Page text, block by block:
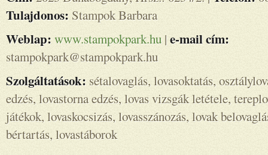
Tulajdonos: Stampok Barbara
Weblap: www.stampokpark.hu |e-mail cím:
stampokpark@stampokpark.hu
Szolgáltatások: sétalovaglás, lovasoktatás,
edzés, lovastorna edzés, lovas vizsgák letétele,
játékok, lovaskocsizás, lovasszánozás, lovak
bértartás, lovastáborok